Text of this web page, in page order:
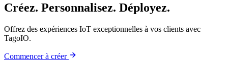
Créez. Personnalisez. Déployez.
Offrez des expériences IoT exceptionnelles à vos clients avec
TagoIO.
Commencer à créer